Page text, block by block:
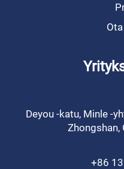
Deyou -katu, Minle -
Zhongshan,
+86